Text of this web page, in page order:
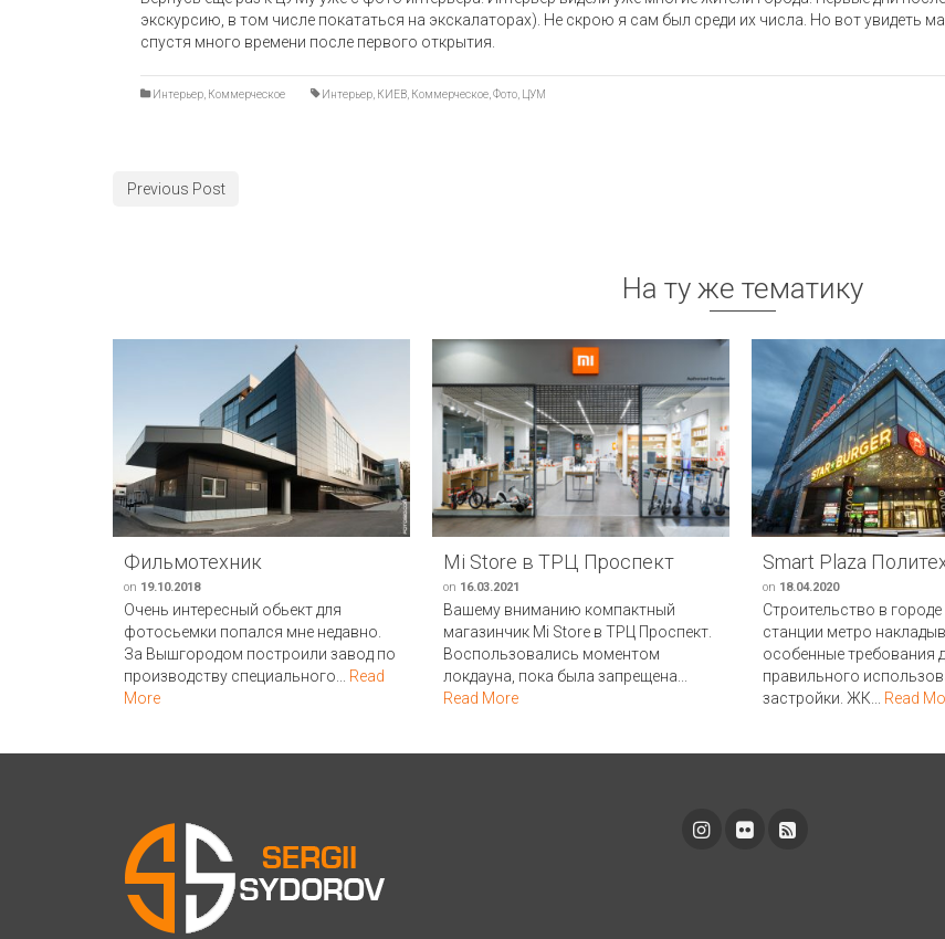
экскурсию, в том числе покататься на экскалаторах). Не скрою я сам был среди их числа. Но вот увидеть
спустя много времени после первого открытия.
Интерьер Коммерческое Интерьер КИЕВ Коммерческое Фото ЦУМ
Previous Post
На ту же тематику
Фильмотехник
on 19.10.2018
Очень интересный обьект для
фотосьемки попался мне недавно.
За Вышгородом построили завод по
производству специального... Read
More
Mi Store в ТРЦ Проспект
on 16.03.2021
Вашему вниманию компактный
магазинчик Mi Store в ТРЦ Проспект.
Воспользовались моментом
локдауна, пока была запрещена...
Read More
Smart Plaza
on 18.04.2020
Строительство в
станции метро
особенные требования
правильного
застройки. ЖК... Read